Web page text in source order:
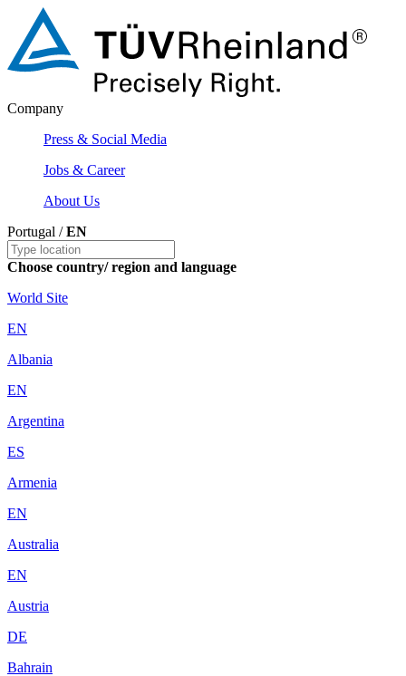
Company
Press & Social Media
Jobs & Career
About Us
Portugal /EN
Choose country/ region and language
World Site
EN
Albania
EN
Argentina
ES
Armenia
EN
Australia
EN
Austria
DE
Bahrain